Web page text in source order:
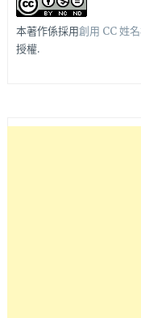
本著作係採用創用 CC 姓
授權.